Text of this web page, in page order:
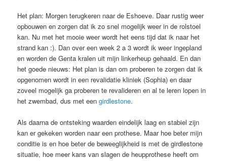
Het plan: Morgen terugkeren naar de Eshoeve. Daar rustig weer
opbouwen en zorgen dat ik zo snel mogelijk weer in de rolstoel
kan. Nu met het mooie weer wordt het eens tijd dat ik naar het
strand kan :). Dan over een week 2 a 3 wordt ik weer ingepland
en worden de Genta kralen uit mijn linkerheup gehaald. En dan
het goede nieuws: Het plan is dan om proberen te zorgen dat ik
opgenomen wordt in een revalidatie kliniek (Sophia) en daar
zoveel mogelijk ga proberen te revalideren en al te leren lopen in
het zwembad, dus met eengirdlestone.
Als daarna de ontsteking waarden eindelijk laag en stabiel zijn
kan er gekeken worden naar een prothese. Maar hoe beter mijn
conditie is en hoe beter de beweeglijkheid is met de girdlestone
situatie, hoe meer kans van slagen de heupprothese heeft om